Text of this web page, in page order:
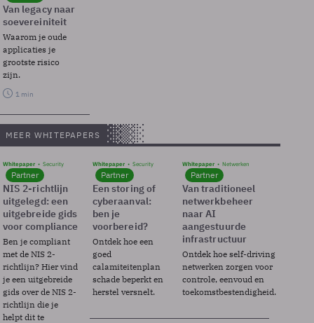
Van legacy naar
soevereiniteit
Waarom je oude
applicaties je
grootste risico
zijn.
1 min
MEER WHITEPAPERS
Whitepaper Security
Partner
NIS 2-richtlijn
uitgelegd: een
uitgebreide gids
voor compliance
Ben je compliant
met de NIS 2-
richtlijn? Hier vind
je een uitgebreide
gids over de NIS 2-
richtlijn die je
helpt dit te
Whitepaper Security
Partner
Een storing of
cyberaanval:
ben je
voorbereid?
Ontdek hoe een
goed
calamiteitenplan
schade beperkt en
herstel versnelt.
Whitepaper Netwerken
Partner
Van traditioneel
netwerkbeheer
naar AI
aangestuurde
infrastructuur
Ontdek hoe self-driving
netwerken zorgen voor
controle, eenvoud en
toekomstbestendigheid.